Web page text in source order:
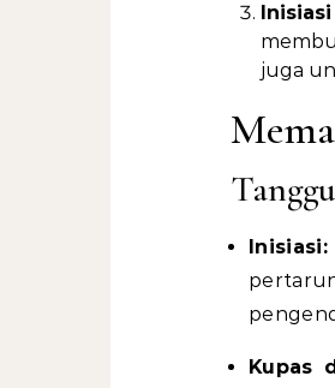
juga
Inisiasi:
Kupas